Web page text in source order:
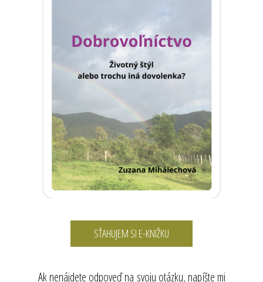
SŤAHUJEM SI E-KNIŽKU
Ak nenájdete odpoveď na svoju otázku, napíšte mi